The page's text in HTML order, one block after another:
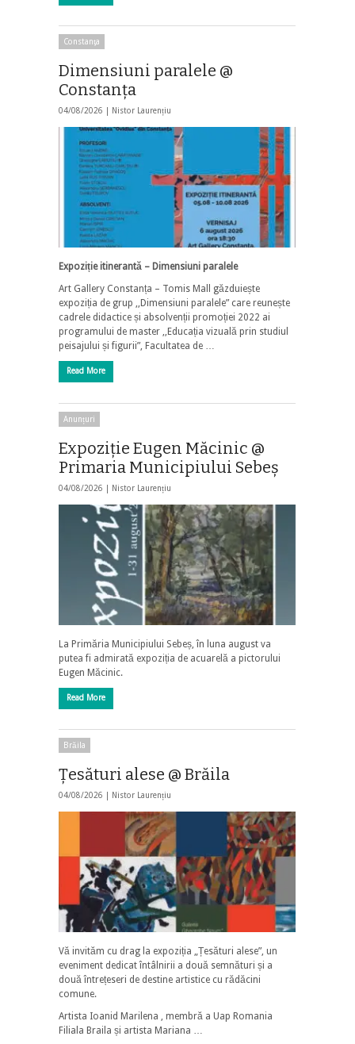
Constanţa
Dimensiuni paralele @
Constanța
04/08/2026 | Nistor Laurențiu
Expoziție itinerantă – Dimensiuni paralele
Art Gallery Constanța – Tomis Mall găzduiește
expoziția de grup ,,Dimensiuni paralele” care reunește
cadrele didactice și absolvenții promoției 2022 ai
programului de master ,,Educația vizuală prin studiul
peisajului și figurii”, Facultatea de …
Read More
Anunțuri
Expoziție Eugen Măcinic @
Primaria Municipiului Sebeș
04/08/2026 | Nistor Laurențiu
La Primăria Municipiului Sebeș, în luna august va
putea fi admirată expoziția de acuarelă a pictorului
Eugen Măcinic.
Read More
Brăila
Țesături alese @ Brăila
04/08/2026 | Nistor Laurențiu
​Vă invităm cu drag la expoziția „Țesături alese”, un
eveniment dedicat întâlnirii a două semnături și a
două întrețeseri de destine artistice cu rădăcini
comune.
Artista Ioanid Marilena , membră a Uap Romania
Filiala Braila și artista Mariana …